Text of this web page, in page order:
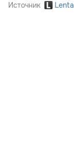
Источник Lenta